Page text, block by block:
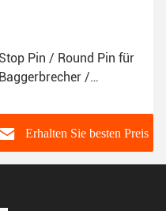
ROD-Stift / Flachstift für
Bagger /
Erhalten Sie besten Preis